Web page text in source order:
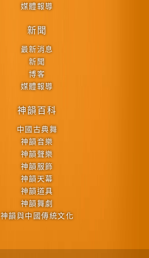
媒體報導
新聞
最新消息
新聞
博客
媒體報導
神韻百科
中國古典舞
神韻音樂
神韻聲樂
神韻服飾
神韻天幕
神韻道具
神韻舞劇
神韻與中國傳統文化